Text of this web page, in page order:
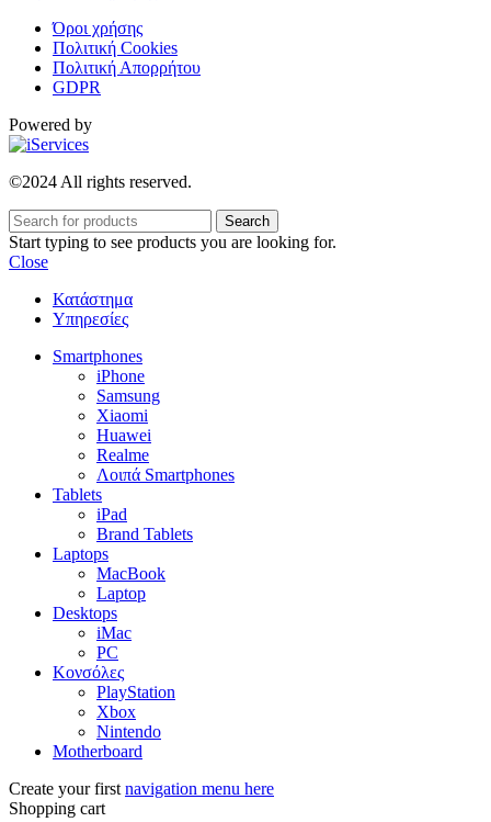
Όροι χρήσης
Πολιτική Cookies
Πολιτική Απορρήτου
GDPR
Powered by
©2024 All rights reserved.
Search
Start typing to see products you are looking for.
Close
Κατάστημα
Υπηρεσίες
Smartphones
iPhone
Samsung
Xiaomi
Huawei
Realme
Λοιπά Smartphones
Tablets
iPad
Brand Tablets
Laptops
MacBook
Laptop
Desktops
iMac
PC
Κονσόλες
PlayStation
Xbox
Nintendo
Motherboard
Create your first navigation menu here
Shopping cart